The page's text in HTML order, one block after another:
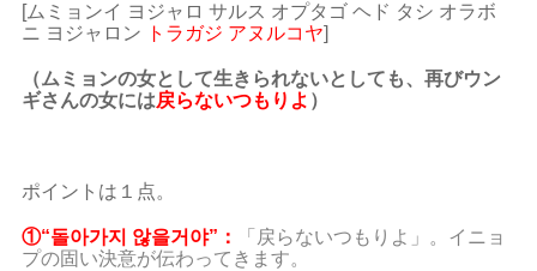
[ムミョンイ ヨジャロ サルス オプタゴ ヘド タシ オラボ
ニ ヨジャロン
トラガジ アヌルコヤ]
（ムミョンの女として生きられないとしても、再びウン
ギさんの女には戻らないつもりよ ）
ポイントは１点。
①“돌아가지 않을거야”：
「戻らないつもりよ」。イニョ
プの固い決意が伝わってきます。